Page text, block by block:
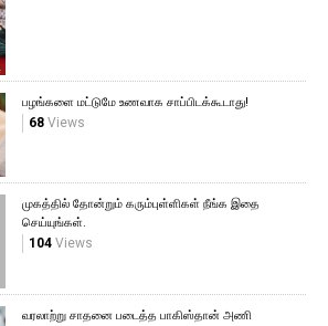
பழங்களை மட்டுமே உணவாக சாப்பிடக்கூடாது!
68Views
முகத்தில் தோன்றும் கரும்புள்ளிகள் நீங்க இதை
செய்யுங்கள்.
104Views
வரலாற்று சாதனை படைத்த பாகிஸ்தான் அணி